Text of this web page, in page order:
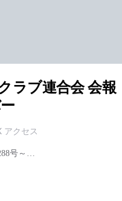
ラブ連合会 会報
アクセス
号～…